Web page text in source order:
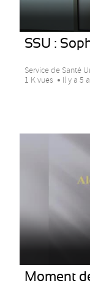
SSU :
Service de Santé
1 K vues
Il y a 5
Moment